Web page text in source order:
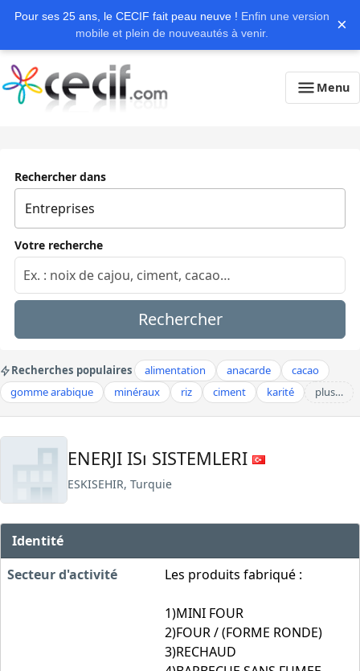
Pour ses 25 ans, le CECIF fait peau neuve ! Enfin une version
mobile et plein de nouveautés à venir.
×
Menu
Rechercher dans
Votre recherche
Rechercher
Recherches populaires alimentation anacarde
cacao
gomme arabique
minéraux riz ciment karité plus…
ENERJI ISı SISTEMLERI
ESKISEHIR, Turquie
Identité
Secteur d'activité
Les produits fabriqué :
1)MINI FOUR
2)FOUR / (FORME RONDE)
3)RECHAUD